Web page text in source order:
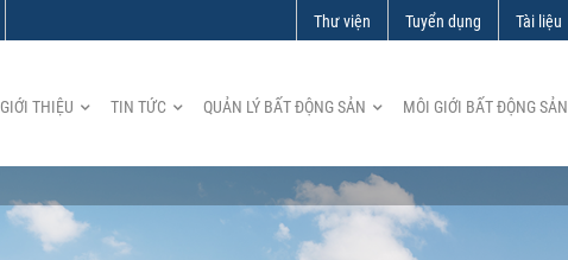
Thư viện Tuyển dụng Tài liệu
GIỚI THIỆU TIN TỨC QUẢN LÝ BẤT ĐỘNG SẢN MÔI GIỚI BẤT ĐỘNG SẢN